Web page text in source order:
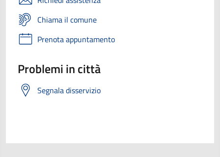
Chiama il comune
Prenota appuntamento
Problemi in città
Segnala disservizio